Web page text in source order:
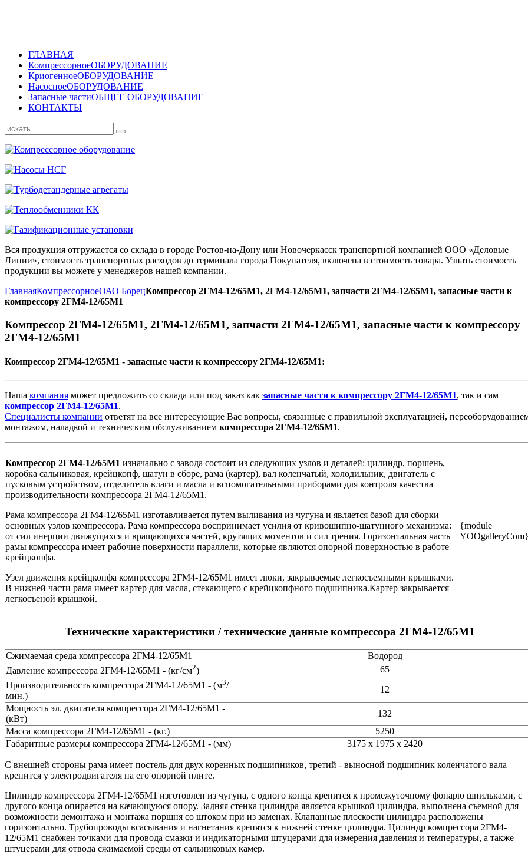
ГЛАВНАЯ
КомпрессорноеОБОРУДОВАНИЕ
КриогенноеОБОРУДОВАНИЕ
НасосноеОБОРУДОВАНИЕ
Запасные частиОБЩЕЕ ОБОРУДОВАНИЕ
КОНТАКТЫ
Вся продукция отгружается со склада в городе Ростов-на-Дону или Новочеркасск транспортной компанией ООО «Деловые
Линии», стоимость транспортных расходов до терминала города Покупателя, включена в стоимость товара. Узнать стоимость
продукции вы можете у менеджеров нашей компании.
ГлавнаяКомпрессорноеОАО БорецКомпрессор 2ГМ4-12/65М1, 2ГМ4-12/65М1, запчасти 2ГМ4-12/65М1, запасные части к
компрессору 2ГМ4-12/65М1
Компрессор 2ГМ4-12/65М1, 2ГМ4-12/65М1, запчасти 2ГМ4-12/65М1, запасные части к компрессору
2ГМ4-12/65М1
Компрессор 2ГМ4-12/65М1 - запасные части к компрессору 2ГМ4-12/65М1:
Наша компания может предложить со склада или под заказ как запасные части к компрессору 2ГМ4-12/65М1, так и сам
компрессор 2ГМ4-12/65М1.
Специалисты компании ответят на все интересующие Вас вопросы, связанные с правильной эксплуатацией,
монтажом, наладкой и техническим обслуживанием компрессора 2ГМ4-12/65М1.
Компрессор 2ГМ4-12/65М1 изначально с завода состоит из следующих узлов и деталей: цилиндр, поршень,
коробка сальниковая, крейцкопф, шатун в сборе, рама (картер), вал коленчатый, холодильник, двигатель с
пусковым устройством, отделитель влаги и масла и вспомогательными приборами для контроля качества
производительности компрессора 2ГМ4-12/65М1.
Рама компрессора 2ГМ4-12/65М1 изготавливается путем выливания из чугуна и является базой для сборки
основных узлов компрессора. Рама компрессора воспринимает усилия от кривошипно-шатунного механизма:
от сил инерции движущихся и вращающихся частей, крутящих моментов и сил трения. Горизонтальная часть
рамы компрессора имеет рабочие поверхности параллели, которые являются опорной поверхностью в работе
крейцкопфа.
Узел движения крейцкопфа компрессора 2ГМ4-12/65М1 имеет люки, закрываемые легкосъемными крышками.
В нижней части рама имеет картер для масла, стекающего с крейцкопфного подшипника.Картер закрывается
легкосъеной крышкой.
{module
Технические характеристики / технические данные компрессора 2ГМ4-12/65М1
Сжимаемая среда компрессора 2ГМ4-12/65М1
Водород
Давление компрессора 2ГМ4-12/65М1 - (кг/см2)
65
Производительность компрессора 2ГМ4-12/65М1 - (м3/
мин.)
12
Мощность эл. двигателя компрессора 2ГМ4-12/65М1 -
(кВт)
132
Масса компрессора 2ГМ4-12/65М1 - (кг.)
5250
Габаритные размеры компрессора 2ГМ4-12/65М1 - (мм)
3175 х 1975 х 2420
С внешней стороны рама имеет постель для двух коренных подшипников, третий - выносной подшипник коленчатого вала
крепится у электродвигателя на его опорной плите.
Цилиндр компрессора 2ГМ4-12/65М1 изготовлен из чугуна, с одного конца крепится к промежуточному фонарю шпильками, с
другого конца опирается на качающуюся опору. Задняя стенка цилиндра является крышкой цилиндра, выполнена съемной для
возможности демонтажа и монтажа поршня со штоком при из заменах. Клапанные плоскости цилиндра расположены
горизонтально. Трубопроводы всасывания и нагнетания крепятся к нижней стенке цилиндра. Цилиндр компрессора 2ГМ4-
12/65М1 снабжен точками для провода смазки и индикаторными штуцерами для измерения давления и температуры, а также
штуцерами для отвода сжимаемой среды от сальниковых камер.